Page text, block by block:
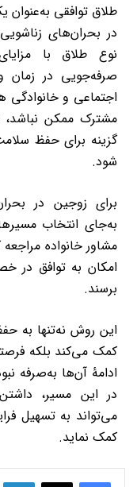
طلاق توافقی به‌عنوان
در بحران‌های زن
نوع طلاق با
صرفه‌جویی در زمان
اجتماعی و خانوادگی
مشترک ممکن نباشد،
گزینه برای حفظ
شود.
برای زوجین در
به‌جای انتخاب
مشاور خانواده
امکان به توافق
برسند.
این روش نه‌تنها به
کمک می‌کند بلکه
ادامۀ آن‌ها به‌صرفه
در این مسیر،
می‌تواند به تسهیل
کمک نماید.